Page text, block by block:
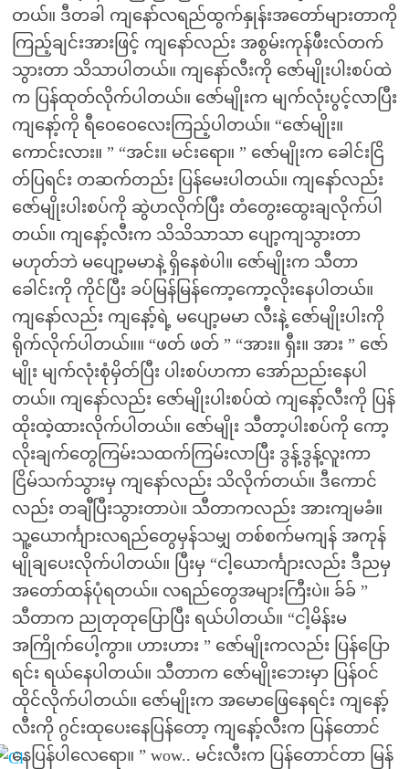
တယ်။ ဒီတခါ ကျနော်လရည်ထွက်နှုန်းအတော်များတာကို
ကြည့်ချင်းအားဖြင့် ကျနော်လည်း အစွမ်းကုန်ဖီးလ်တက်
သွားတာ သိသာပါတယ်။ ကျနော်လီးကို ဇော်မျိုးပါးစပ်ထဲ
က ပြန်ထုတ်လိုက်ပါတယ်။ ဇော်မျိုးက မျက်လုံးပွင့်လာပြီး
ကျနော့်ကို ရီဝေဝေလေးကြည့်ပါတယ်။ “ဇော်မျိုး။
ကောင်းလား။ ” “အင်း။ မင်းရော။ ” ဇော်မျိုးက ခေါင်းငြိ
တ်ပြရင်း တဆက်တည်း ပြန်မေးပါတယ်။ ကျနော်လည်း
ဇော်မျိုးပါးစပ်ကို ဆွဲဟလိုက်ပြီး တံတွေးထွေးချလိုက်ပါ
တယ်။ ကျနော့်လီးက သိသိသာသာ ပျော့ကျသွားတာ
မဟုတ်ဘဲ မပျော့မမာနဲ့ ရှိနေစဲပါ။ ဇော်မျိုးက သီတာ
ခေါင်းကို ကိုင်ပြီး ခပ်မြန်မြန်ကော့ကော့လိုးနေပါတယ်။
ကျနော်လည်း ကျနော့်ရဲ့ မပျော့မမာ လီးနဲ့ ဇော်မျိုးပါးကို
ရိုက်လိုက်ပါတယ်။။ “ဖတ် ဖတ် ” “အား။ ရှီး။ အား ” ဇော်
မျိုး မျက်လုံးစုံမှိတ်ပြီး ပါးစပ်ဟကာ အော်ညည်းနေပါ
တယ်။ ကျနော်လည်း ဇော်မျိုးပါးစပ်ထဲ ကျနော့်လီးကို ပြန်
ထိုးထဲ့ထားလိုက်ပါတယ်။ ဇော်မျိုး သီတာ့ပါးစပ်ကို ကော့
လိုးချက်တွေကြမ်းသထက်ကြမ်းလာပြီး ဒွန့်ဒွန့်လူးကာ
ငြိမ်သက်သွားမှ ကျနော်လည်း သိလိုက်တယ်။ ဒီကောင်
လည်း တချီပြီးသွားတာပဲ။ သီတာကလည်း အားကျမခံ။
သူ့ယောင်္ကျားလရည်တွေမှန်သမျှ တစ်စက်မကျန် အကုန်
မျိုချပေးလိုက်ပါတယ်။ ပြီးမှ “ငါ့ယောင်္ကျားလည်း ဒီညမှ
အတော်ထန်ပုံရတယ်။ လရည်တွေအများကြီးပဲ။ ခ်ခ် ”
သီတာက ညုတုတုပြောပြီး ရယ်ပါတယ်။ “ငါ့မိန်းမ
အကြိုက်ပေါ့ကွာ။ ဟားဟား ” ဇော်မျိုးကလည်း ပြန်ပြော
ရင်း ရယ်နေပါတယ်။ သီတာက ဇော်မျိုးဘေးမှာ ပြန်ဝင်
ထိုင်လိုက်ပါတယ်။ ဇော်မျိုးက အမောဖြေနေရင်း ကျနော့်
လီးကို ဂွင်းထုပေးနေပြန်တော့ ကျနော့်လီးက ပြန်တောင်
နေပြန်ပါလေရော။ ” wow.. မင်းလီးက ပြန်တောင်တာ မြန်